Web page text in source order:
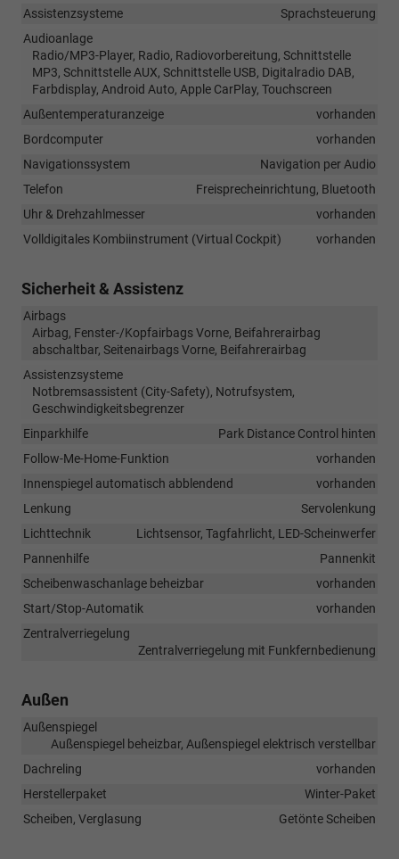
Assistenzsysteme
Sprachsteuerung
Audioanlage
Radio/MP3-Player, Radio, Radiovorbereitung, Schnittstelle
MP3, Schnittstelle AUX, Schnittstelle USB, Digitalradio DAB,
Farbdisplay, Android Auto, Apple CarPlay, Touchscreen
Außentemperaturanzeige
vorhanden
Bordcomputer
vorhanden
Navigationssystem
Navigation per Audio
Telefon
Freisprecheinrichtung, Bluetooth
Uhr & Drehzahlmesser
vorhanden
Volldigitales Kombiinstrument (Virtual Cockpit)
vorhanden
Sicherheit & Assistenz
Airbags
Airbag, Fenster-/Kopfairbags Vorne, Beifahrerairbag
abschaltbar, Seitenairbags Vorne, Beifahrerairbag
Assistenzsysteme
Notbremsassistent (City-Safety), Notrufsystem,
Geschwindigkeitsbegrenzer
Einparkhilfe
Park Distance Control hinten
Follow-Me-Home-Funktion
vorhanden
Innenspiegel automatisch abblendend
vorhanden
Lenkung
Servolenkung
Lichttechnik
Lichtsensor, Tagfahrlicht, LED-Scheinwerfer
Pannenhilfe
Pannenkit
Scheibenwaschanlage beheizbar
vorhanden
Start/Stop-Automatik
vorhanden
Zentralverriegelung
Zentralverriegelung mit Funkfernbedienung
Außen
Außenspiegel
Außenspiegel beheizbar, Außenspiegel elektrisch verstellbar
Dachreling
vorhanden
Herstellerpaket
Winter-Paket
Scheiben, Verglasung
Getönte Scheiben